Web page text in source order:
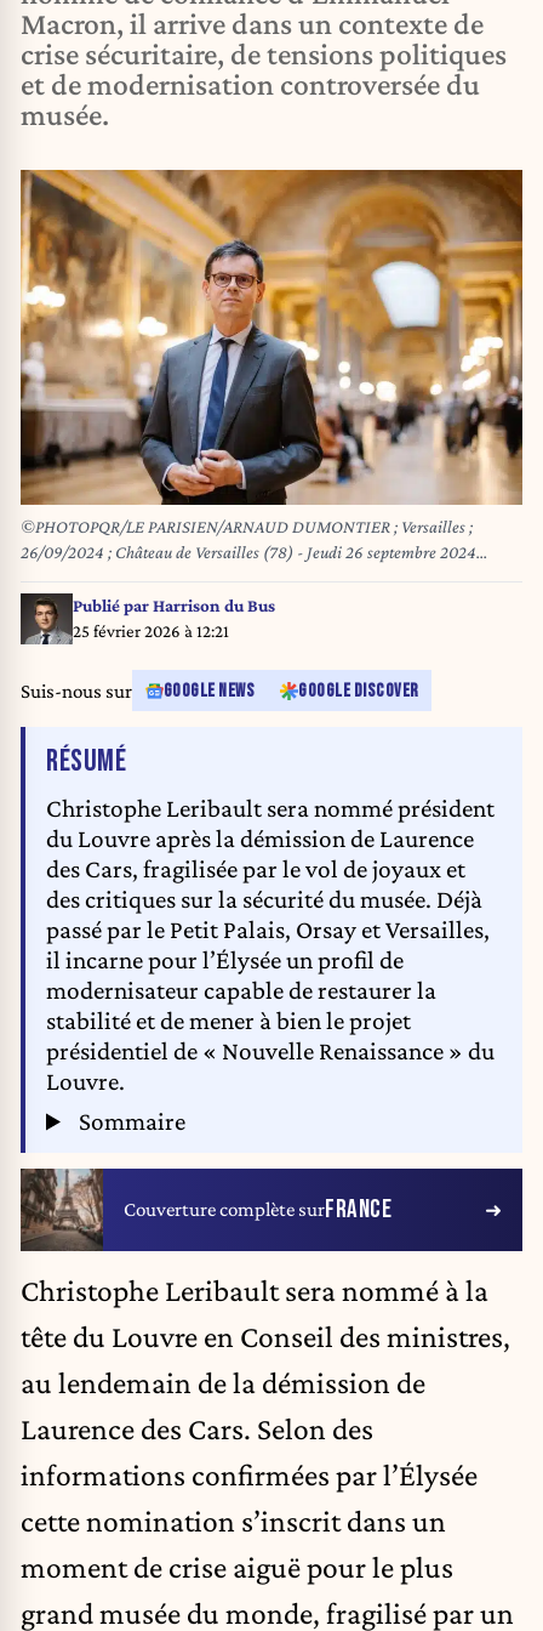
Macron, il arrive dans un contexte de
crise sécuritaire, de tensions politiques
et de modernisation controversée du
musée.
©PHOTOPQR/LE PARISIEN/ARNAUD DUMONTIER ; Versailles ;
26/09/2024 ; Château de Versailles (78) - Jeudi 26 septembre 2024
Portrait de Christophe Leribault nouveau Président du Château de
Versailles. *** Local Caption *** Christophe Leribault
Publié parHarrison du Bus
25 février 2026 à 12:21
Suis-nous sur GOOGLE NEWS GOOGLE DISCOVER
RÉSUMÉDE L'ARTICLE
Christophe Leribault sera nommé président
du Louvre après la démission de Laurence
des Cars, fragilisée par le vol de joyaux et
des critiques sur la sécurité du musée. Déjà
passé par le Petit Palais, Orsay et Versailles,
il incarne pour l’Élysée un profil de
modernisateur capable de restaurer la
stabilité et de mener à bien le projet
présidentiel de « Nouvelle Renaissance » du
Louvre.
Sommaire
Couverture complète surFRANCE
Christophe Leribault sera nommé à la
tête du Louvre en Conseil des ministres,
au lendemain de la démission de
Laurence des Cars. Selon des
informations confirmées par l’Élysée
cette nomination s’inscrit dans un
moment de crise aiguë pour le plus
grand musée du monde, fragilisé par un